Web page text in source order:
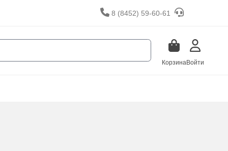
8 (8452) 59-60-61
КорзинаВойти